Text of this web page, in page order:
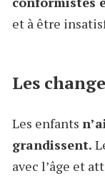
et à être
Les
Les enfants
grandissent.
avec l’âge et